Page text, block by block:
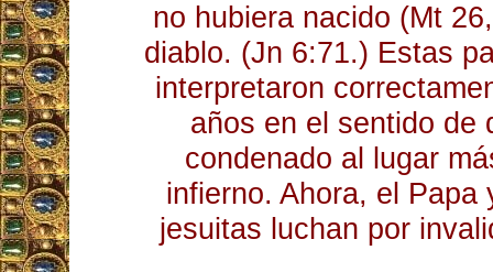
no hubiera nacido (Mt
diablo. (Jn 6:71.) Estas
interpretaron
años en el sentido de
condenado al lugar
infierno. Ahora, el Papa
jesuitas luchan por